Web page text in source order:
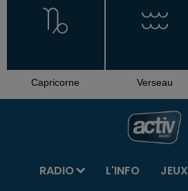
Capricorne Verseau
RADIO L'INFO JEUX